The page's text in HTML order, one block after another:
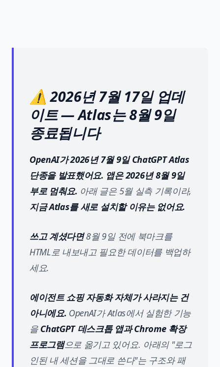
⚠️ 2026년 7월 17일 업데
이트 — Atlas는 8월 9일
종료됩니다
OpenAI가 2026년 7월 9일 ChatGPT Atlas
단종을 발표했어요. 앱은 2026년 8월 9일
부로 멈춰요. 아래 글은 5월 실측 기록이라,
지금 Atlas를 새로 설치할 이유는 없어요.
쓰고 계셨다면8월 9일 전에 북마크를
HTML로 내보내고 필요한 데이터를 백업하
세요.
에이전트 쇼핑 자동화 자체가 사라지는 건
아니에요. OpenAI가 Atlas에서 실험한 기능
을 ChatGPT 데스크톱 앱과 Chrome 확장
프로그램으로 옮기고 있어요. 아래의 "로그
인된 내 세션을 그대로 쓴다"는 구조와 패